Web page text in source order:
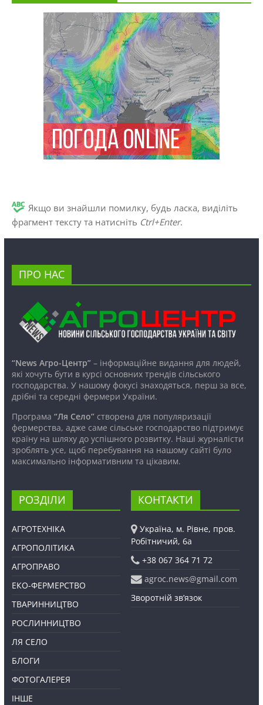
Якщо ви знайшли помилку, будь ласка, виділіть
фрагмент тексту та натисніть Ctrl+Enter.
ПРО НАС
“News Агро-Центр”– інформаційне видання для людей,
які хочуть бути в курсі основних трендів сільського
господарства. У нашому фокусі знаходяться, перш за все,
дрібні та середні фермери України.
Програма “Ля Село”створена для популяризації
фермерства, адже саме сільське господарство підтримує
країну на шляху до успішного розвитку. Наші журналісти
зроблять усе, щоб перебування на нашому сайті було
максимально інформативним та цікавим.
РОЗДІЛИ
АГРОТЕХНІКА
АГРОПОЛІТИКА
АГРОПРАВО
ЕКО-ФЕРМЕРСТВО
ТВАРИННИЦТВО
РОСЛИННИЦТВО
ЛЯ СЕЛО
БЛОГИ
ФОТОГАЛЕРЕЯ
ІНШЕ
КОНТАКТИ
Україна, м. Рівне, пров.
Робітничий, 6а
+38 067 364 71 72
agroc.news@gmail.com
Зворотній зв’язок